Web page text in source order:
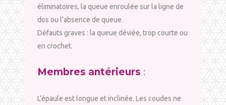
éliminatoires, la queue enroulée sur la ligne de
dos ou l’absence de queue.
Défauts graves : la queue déviée, trop courte ou
en crochet.
Membres antérieurs :
L’épaule est longue et inclinée. Les coudes ne